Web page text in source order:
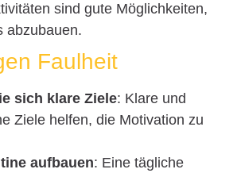
sind gute Möglichkeiten,
abzubauen.
Faulheit
sich klare Ziele: Klare und
Ziele helfen, die Motivation zu
aufbauen: Eine tägliche